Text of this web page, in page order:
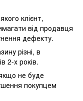
клієнт,
від продавця
дефекту.
різні, в
2-х років.
не буде
покупцем